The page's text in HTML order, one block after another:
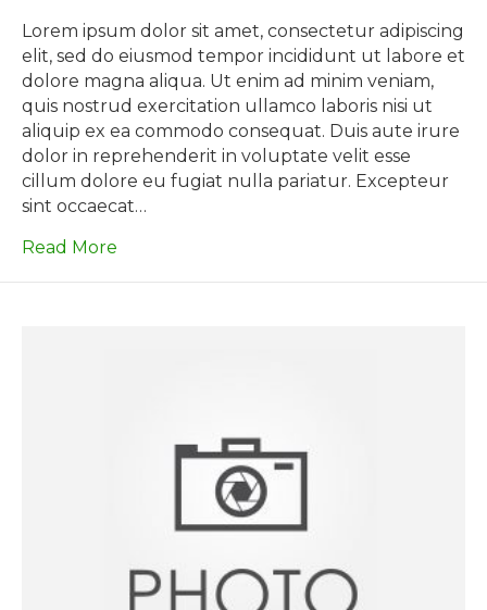
Post
3
Lorem ipsum dolor sit amet, consectetur adipiscing
elit, sed do eiusmod tempor incididunt ut labore et
dolore magna aliqua. Ut enim ad minim veniam,
quis nostrud exercitation ullamco laboris nisi ut
aliquip ex ea commodo consequat. Duis aute irure
dolor in reprehenderit in voluptate velit esse
cillum dolore eu fugiat nulla pariatur. Excepteur
sint occaecat…
Read More